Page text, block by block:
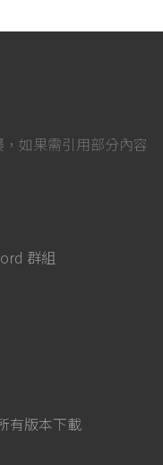
如果需引用部分內容
群組
有版本下載